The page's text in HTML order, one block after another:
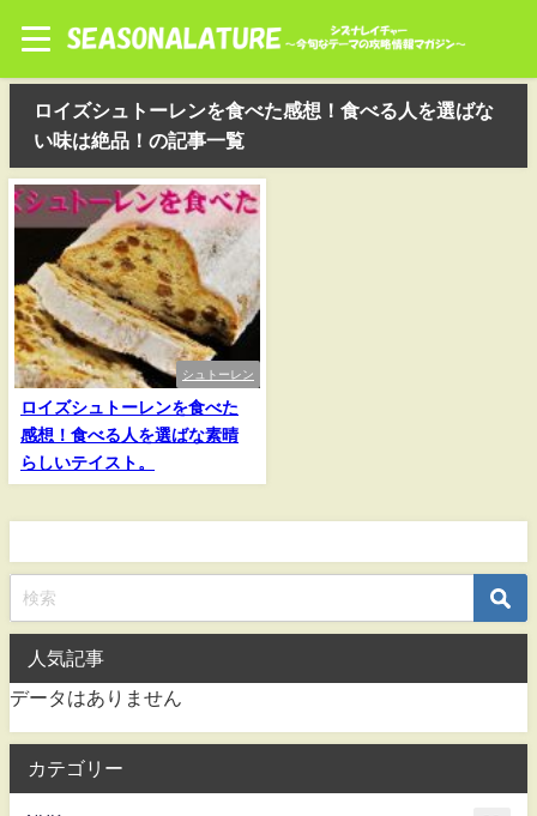
ロイズシュトーレンを食べた感想！食べる人を選ばな
い味は絶品！の記事一覧
シュトーレン
ロイズシュトーレンを食べた
感想！食べる人を選ばな素晴
らしいテイスト。
人気記事
データはありません
カテゴリー